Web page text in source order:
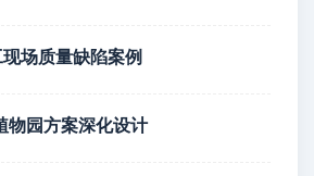
场质量缺陷案例
物园方案深化设计